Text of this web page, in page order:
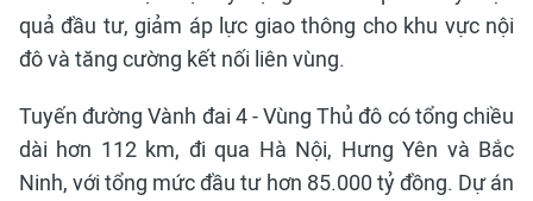
quả đầu tư, giảm áp lực giao thông cho khu vực nội
đô và tăng cường kết nối liên vùng.
Tuyến đường Vành đai 4 - Vùng Thủ đô có tổng chiều
dài hơn 112 km, đi qua Hà Nội, Hưng Yên và Bắc
Ninh, với tổng mức đầu tư hơn 85.000 tỷ đồng. Dự án